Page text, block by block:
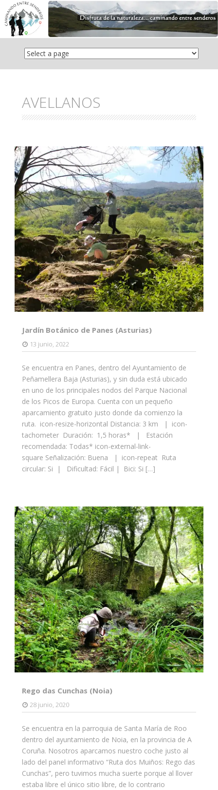
Saltar
contenido
AVELLANOS
Jardín Botánico de Panes (Asturias)
13 junio, 2022
Se encuentra en Panes, dentro del Ayuntamiento de
Peñamellera Baja (Asturias), y sin duda está ubicado
en uno de los principales nodos del Parque Nacional
de los Picos de Europa. Cuenta con un pequeño
aparcamiento gratuito justo donde da comienzo la
ruta. icon-resize-horizontal Distancia: 3 km | icon-
tachometer Duración: 1,5 horas* | Estación
recomendada: Todas* icon-external-link-
square Señalización: Buena | icon-repeat Ruta
circular: Si | Dificultad: Fácil | Bici: Si […]
Rego das Cunchas (Noia)
28 junio, 2020
Se encuentra en la parroquia de Santa María de Roo
dentro del ayuntamiento de Noia, en la provincia de A
Coruña. Nosotros aparcamos nuestro coche justo al
lado del panel informativo “Ruta dos Muiños: Rego das
Cunchas”, pero tuvimos mucha suerte porque al llover
estaba libre el único sitio libre, de lo contrario